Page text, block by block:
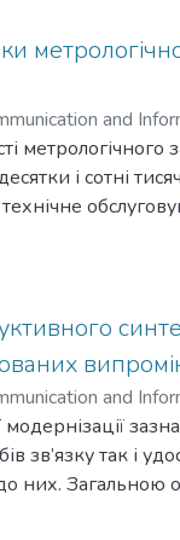
and
Institute”,2022)
метрологічного
і сотні
для
дозволяє за
можливо
надійності
техніки.
Вперше
засобів
and
Institute”,2022)
модернізації
зв’язку так і
них. Загальною
зв’язку від